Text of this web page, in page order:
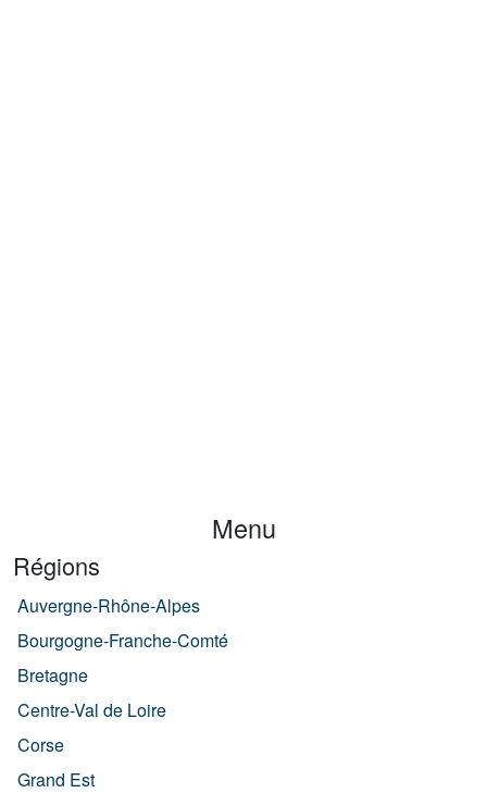
Menu
Régions
Auvergne-Rhône-Alpes
Bourgogne-Franche-Comté
Bretagne
Centre-Val de Loire
Corse
Grand Est